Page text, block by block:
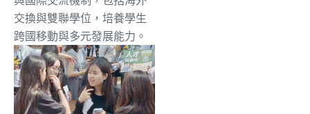
交換與雙聯學位，培養學生
跨國移動與多元發展能力。